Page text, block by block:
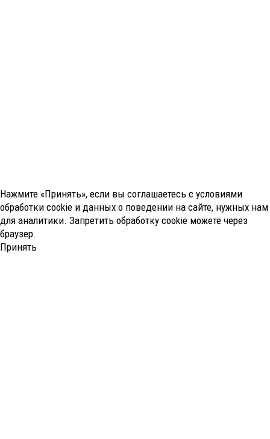
Нажмите «Принять», если вы соглашаетесь с условиями
обработки cookie и данных о поведении на сайте, нужных нам
для аналитики. Запретить обработку cookie можете через
браузер.
Принять